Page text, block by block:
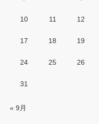
10 11 12
17 18 19
24 25 26
31
« 9月